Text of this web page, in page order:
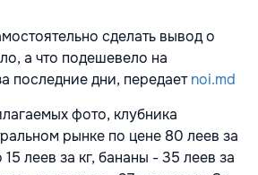
сделать вывод о
а что подешевело на
последние дни, передаетnoi.md
фото, клубника
рынке по цене 80 леев за
леев за кг, бананы - 35 леев за